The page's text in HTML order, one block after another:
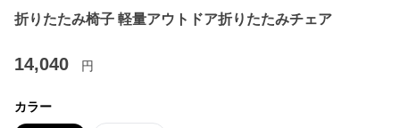
折りたたみ椅子 軽量アウトドア折りたたみチェア
14,040 円
カラー